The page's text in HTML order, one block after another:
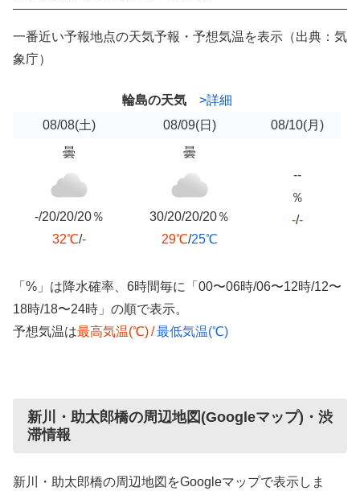
一番近い予報地点の天気予報・予想気温を表示（出典：気
象庁）
輪島の天気
>詳細
08/08(土) 08/09(日) 08/10(月)
曇
-/20/20/20％
32℃/-
曇
30/20/20/20％
29℃/25℃
--
％
-/-
「%」は降水確率、6時間毎に「00〜06時/06〜12時/12〜
18時/18〜24時」の順で表示。
予想気温は最高気温(℃)/最低気温(℃)
新川・助太郎橋の周辺地図(Googleマップ)・渋
滞情報
新川・助太郎橋の周辺地図をGoogleマップで表示しま